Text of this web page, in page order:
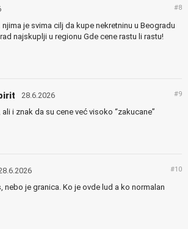
#8
je svima cilj da kupe nekretninu u Beogradu
najskuplji u regionu Gde cene rastu li rastu!
28.6.2026 #9
i znak da su cene već visoko “zakucane”
#10
nebo je granica. Ko je ovde lud a ko normalan